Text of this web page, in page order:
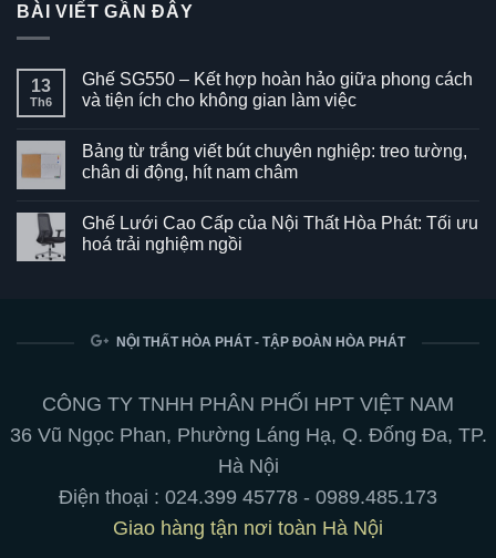
BÀI VIẾT GẦN ĐÂY
13
Th6
Ghế SG550 – Kết hợp hoàn hảo giữa phong cách
và tiện ích cho không gian làm việc
bình
luận
ở
–
Kết
hợp
và
không
gian
việc
Bảng từ trắng viết bút chuyên nghiệp: treo tường,
chân di động, hít nam châm
bình
luận
ở
chuyên
chân
di
hít
Ghế Lưới Cao Cấp của Nội Thất Hòa Phát: Tối ưu
hoá trải nghiệm ngồi
Ghế
của
Nội
Hòa
hoá
trải
nghiệm
NỘI THẤT HÒA PHÁT - TẬP ĐOÀN HÒA PHÁT
CÔNG TY TNHH PHÂN PHỐI HPT VIỆT NAM
36 Vũ Ngọc Phan, Phường Láng Hạ, Q. Đống Đa, TP.
Hà Nội
Điện thoại : 024.399 45778 - 0989.485.173
Giao hàng tận nơi toàn Hà Nội